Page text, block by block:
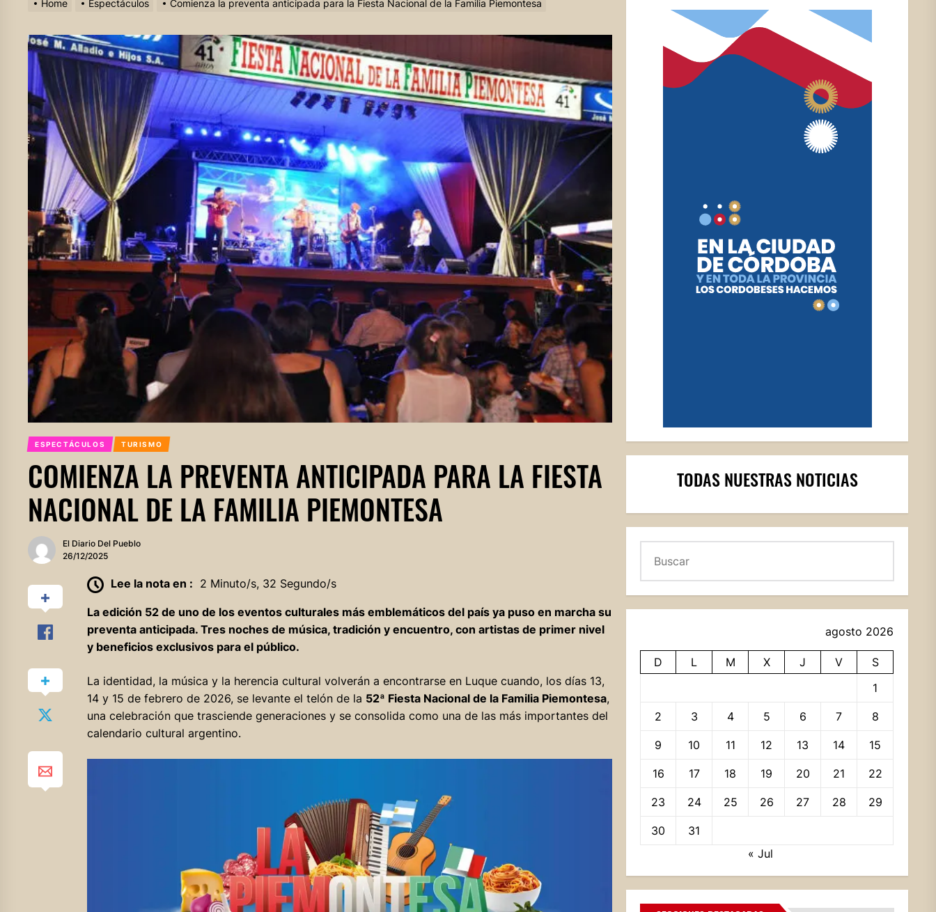
Home Espectáculos Comienza la preventa anticipada para la Fiesta Nacional de la Familia Piemontesa
ESPECTÁCULOS TURISMO
COMIENZA LA PREVENTA ANTICIPADA PARA LA FIESTA
NACIONAL DE LA FAMILIA PIEMONTESA
El Diario Del Pueblo
26/12/2025
Lee la nota en : 2 Minuto/s, 32 Segundo/s
La edición 52 de uno de los eventos culturales más emblemáticos del país ya puso en marcha su
preventa anticipada. Tres noches de música, tradición y encuentro, con artistas de primer nivel
y beneficios exclusivos para el público.
La identidad, la música y la herencia cultural volverán a encontrarse en Luque cuando, los días 13,
14 y 15 de febrero de 2026, se levante el telón de la 52ª Fiesta Nacional de la Familia Piemontesa,
una celebración que trasciende generaciones y se consolida como una de las más importantes del
calendario cultural argentino.
TODAS NUESTRAS NOTICIAS
agosto 2026
D L M X J V
S
1
2 3 4 5 6 7 8
9 10 11 12 13 14 15
16 17 18 19 20 21 22
23 24 25 26 27 28 29
30
31
« Jul